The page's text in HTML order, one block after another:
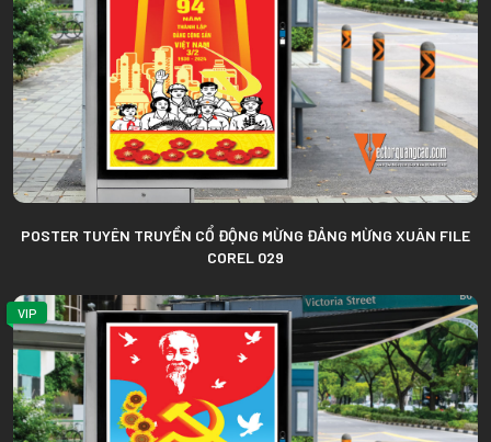
POSTER TUYÊN TRUYỀN CỔ ĐỘNG MỪNG ĐẢNG MỪNG XUÂN FILE
COREL 029
VIP